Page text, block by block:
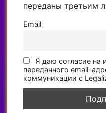
переданы третьим
Email
Я даю согласие на
переданного email-
коммуникации с